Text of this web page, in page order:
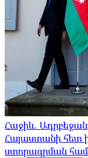
Հաջիև.
Հայաստանի հետ
ստորագրման